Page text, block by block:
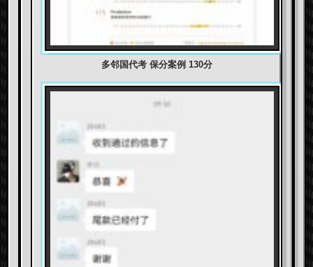
多邻国代考 保分案例 130分